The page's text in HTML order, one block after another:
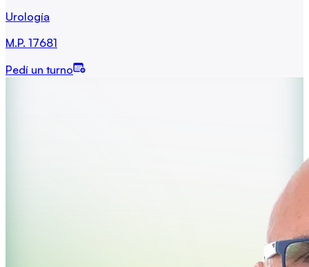
Urología
M.P. 17681
Pedí un turno